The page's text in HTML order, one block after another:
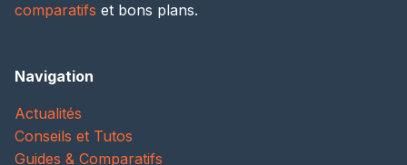
comparatifs et bons plans.
Navigation
Actualités
Conseils et Tutos
Guides & Comparatifs